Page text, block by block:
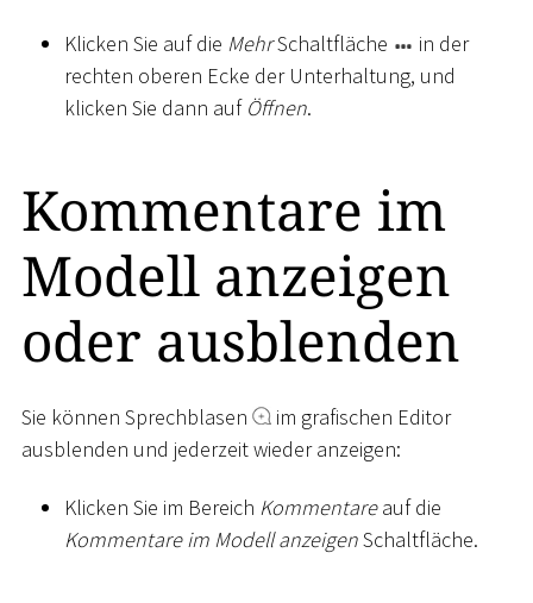
Klicken Sie auf die MehrSchaltfläche
in der
rechten oberen Ecke der Unterhaltung, und
klicken Sie dann auf Öffnen.
Kommentare im
Modell anzeigen
oder ausblenden
Sie können Sprechblasen
im grafischen Editor
ausblenden und jederzeit wieder anzeigen:
Klicken Sie im Bereich Kommentareauf die
Kommentare im Modell anzeigenSchaltfläche.